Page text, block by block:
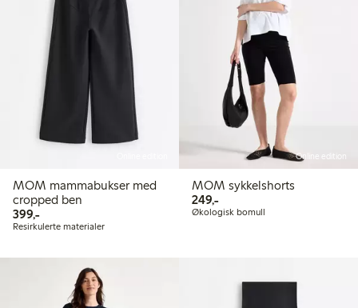
MOM mammabukser med
cropped ben
399,-399,00 kr
Resirkulerte materialer
Online edition
MOM sykkelshorts
249,-249,00 kr
Økologisk bomull